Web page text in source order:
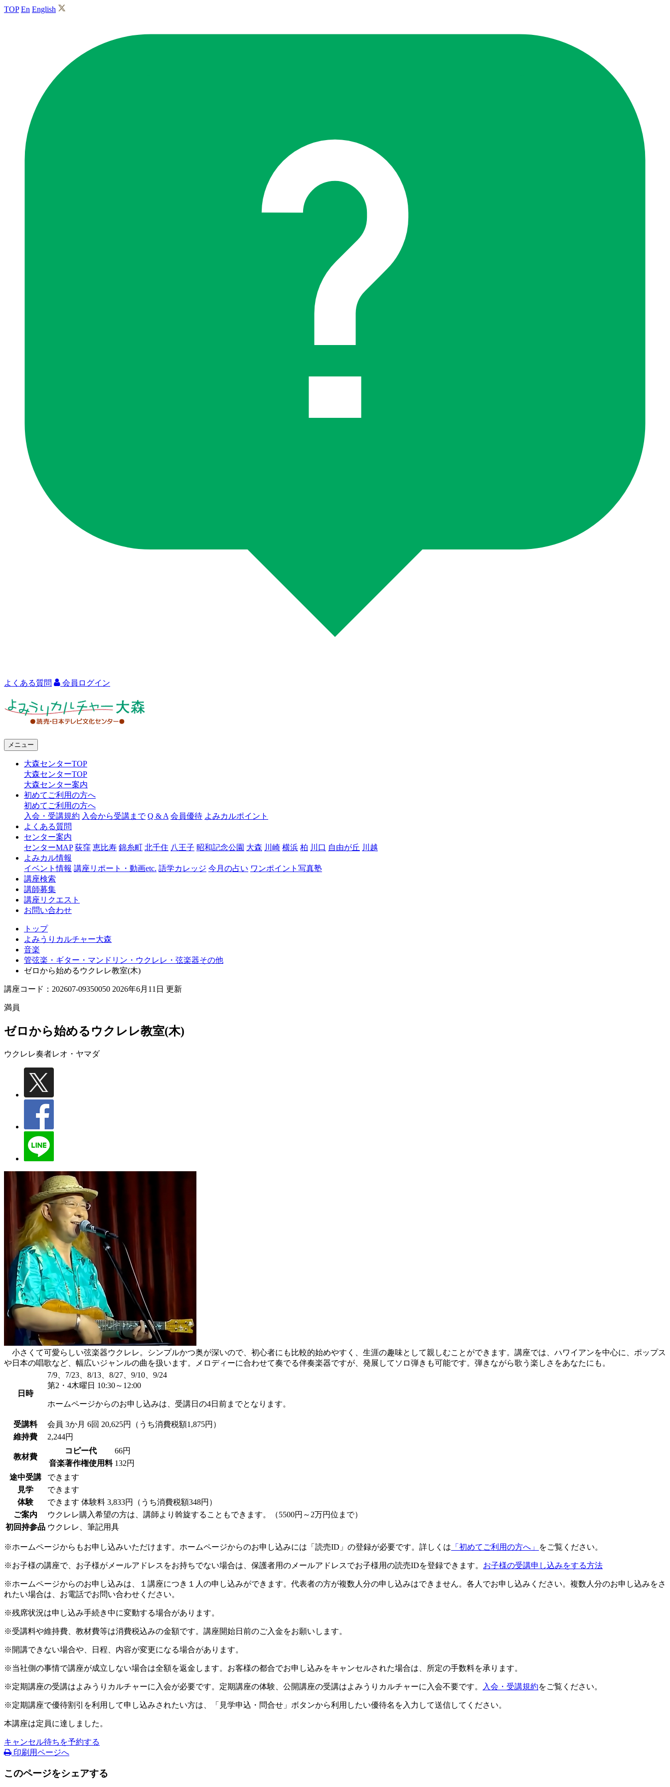
TOP En English
よくある質問 会員ログイン
ャ
大
森
メニュー
大森センターTOP
大森センターTOP
大森センター案内
初めてご利用の方へ
初めてご利用の方へ
入会・受講規約 入会から受講まで Q & A 会員優待 よみカルポイント
よくある質問
センター案内
センターMAP 荻窪 恵比寿 錦糸町 北千住 八王子 昭和記念公園 大森 川崎 横浜 柏 川口 自由が丘 川越
よみカル情報
イベント情報 講座リポート・動画etc. 語学カレッジ 今月の占い ワンポイント写真塾
講座検索
講師募集
講座リクエスト
お問い合わせ
トップ
よみうりカルチャー大森
音楽
管弦楽・ギター・マンドリン・ウクレレ・弦楽器その他
ゼロから始めるウクレレ教室(木)
講座コード：202607-09350050 2026年6月11日 更新
満員
ゼロから始めるウクレレ教室(木)
ウクレレ奏者レオ・ヤマダ
小さくて可愛らしい弦楽器ウクレレ。シンプルかつ奥が深いので、初心者にも比較的始めやすく、生涯の趣味として親しむことができます。講座では、ハワイアンを中心に、ポップス
や日本の唱歌など、幅広いジャンルの曲を扱います。メロディーに合わせて奏でる伴奏楽器ですが、発展してソロ弾きも可能です。弾きながら歌う楽しさをあなたにも。
日時
7/9、7/23、8/13、8/27、9/10、9/24
第2・4木曜日 10:30～12:00
ホームページからのお申し込みは、受講日の4日前までとなります。
受講料 会員 3か月 6回 20,625円（うち消費税額1,875円）
維持費
2,244円
教材費
コピー代
66円
音楽著作権使用料 132円
途中受講
できます
見学
できます
体験
できます 体験料 3,833円（うち消費税額348円）
ご案内
ウクレレ購入希望の方は、講師より斡旋することもできます。（5500円～2万円位まで）
初回持参品 ウクレレ、筆記用具
※ホームページからもお申し込みいただけます。ホームページからのお申し込みには「読売ID」の登録が必要です。詳しくは 「初めてご利用の方へ」 をご覧ください。
※お子様の講座で、お子様がメールアドレスをお持ちでない場合は、保護者用のメールアドレスでお子様用の読売IDを登録できます。 お子様の受講申し込みをする方法
※ホームページからのお申し込みは、１講座につき１人の申し込みができます。代表者の方が複数人分の申し込みはできません。各人でお申し込みください。複数人分のお申し込みをさ
れたい場合は、お電話でお問い合わせください。
※残席状況は申し込み手続き中に変動する場合があります。
※受講料や維持費、教材費等は消費税込みの金額です。講座開始日前のご入金をお願いします。
※開講できない場合や、日程、内容が変更になる場合があります。
※当社側の事情で講座が成立しない場合は全額を返金します。お客様の都合でお申し込みをキャンセルされた場合は、所定の手数料を承ります。
※定期講座の受講はよみうりカルチャーに入会が必要です。定期講座の体験、公開講座の受講はよみうりカルチャーに入会不要です。 入会・受講規約をご覧ください。
※定期講座で優待割引を利用して申し込みされたい方は、「見学申込・問合せ」ボタンから利用したい優待名を入力して送信してください。
本講座は定員に達しました。
キャンセル待ちを予約する
印刷用ページへ
このページをシェアする